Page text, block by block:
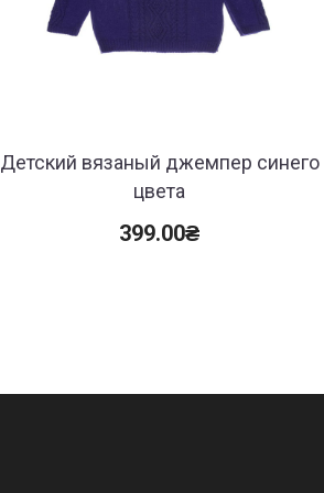
Детский вязаный джемпер синего
цвета
399.00₴